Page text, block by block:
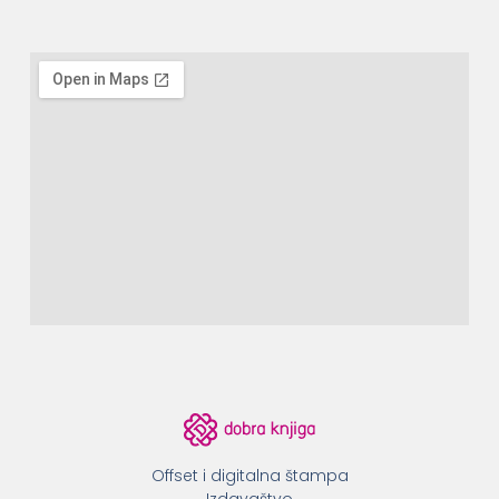
Offset i digitalna štampa